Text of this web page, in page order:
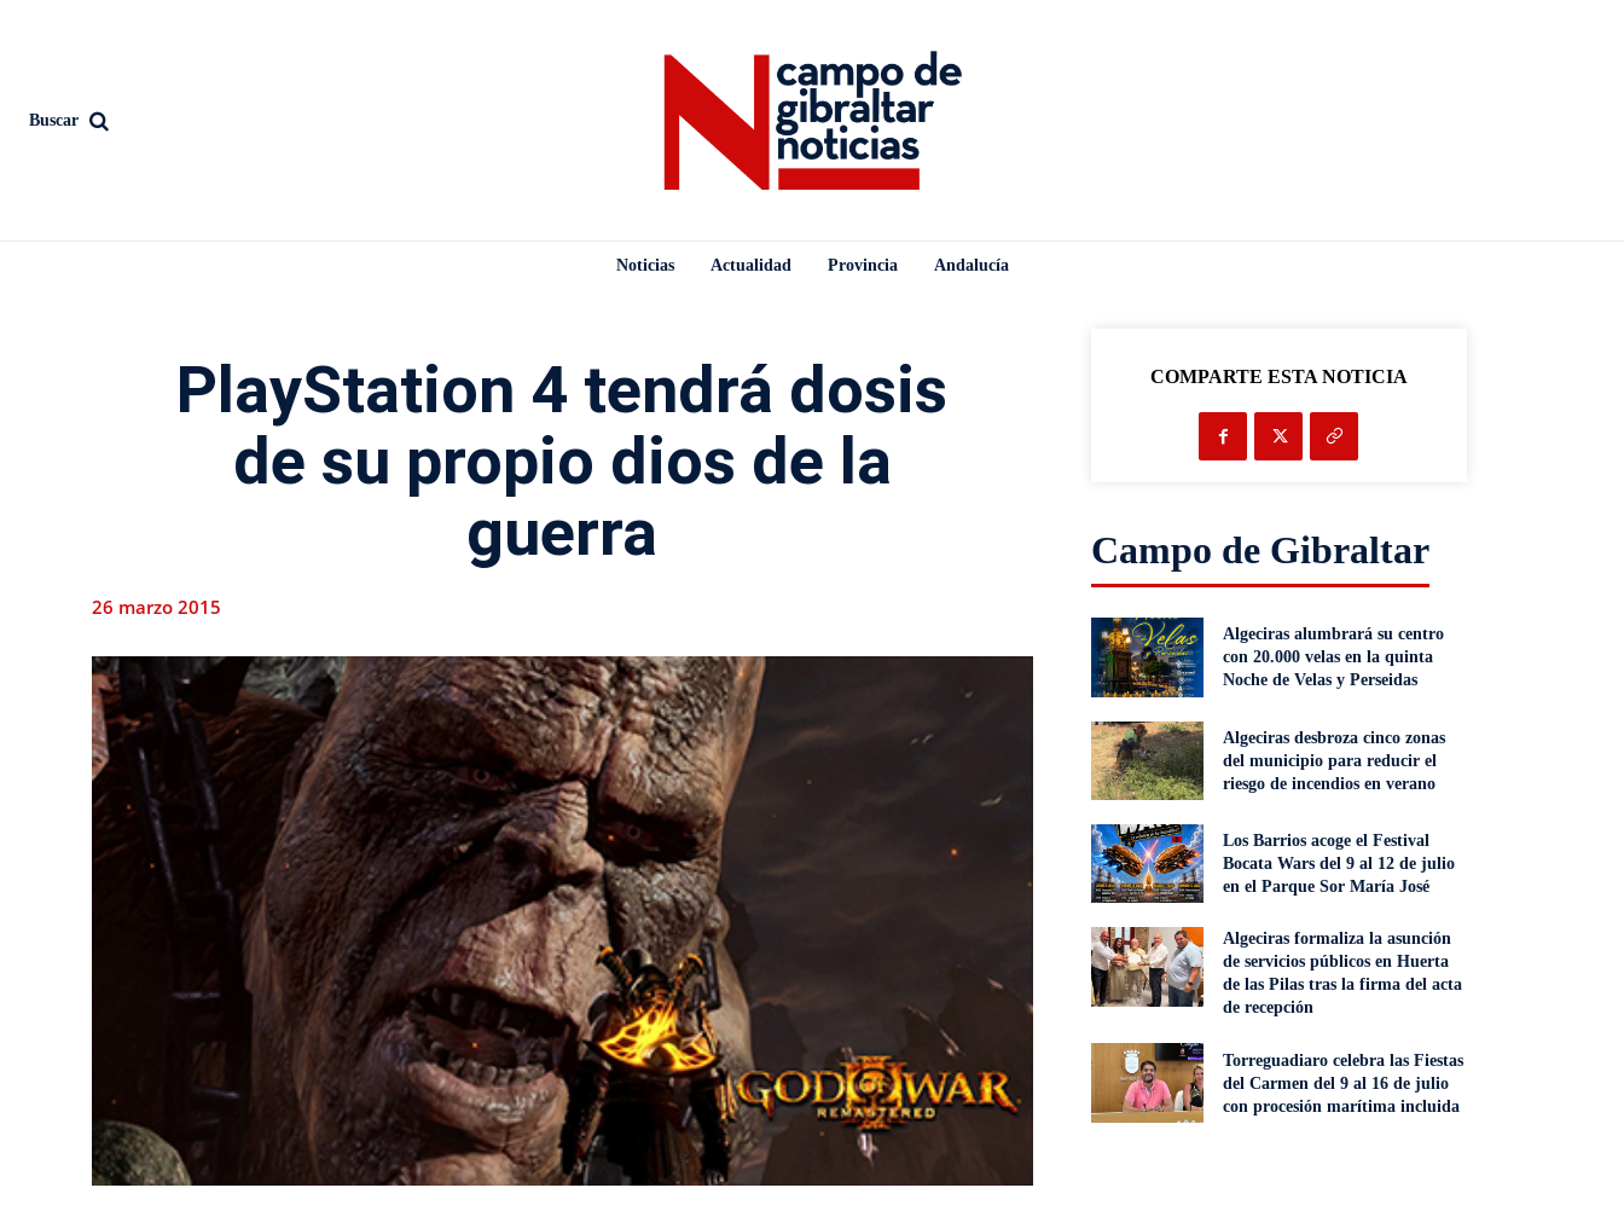
Buscar
Noticias Actualidad Provincia Andalucía
PlayStation 4 tendrá dosis
de su propio dios de la
guerra
26 marzo 2015
COMPARTE ESTA NOTICIA
Campo de Gibraltar
Algeciras alumbrará su centro
con 20.000 velas en la quinta
Noche de Velas y Perseidas
Algeciras desbroza cinco zonas
del municipio para reducir el
riesgo de incendios en verano
Los Barrios acoge el Festival
Bocata Wars del 9 al 12 de julio
en el Parque Sor María José
Algeciras formaliza la asunción
de servicios públicos en Huerta
de las Pilas tras la firma del acta
de recepción
Torreguadiaro celebra las Fiestas
del Carmen del 9 al 16 de julio
con procesión marítima incluida